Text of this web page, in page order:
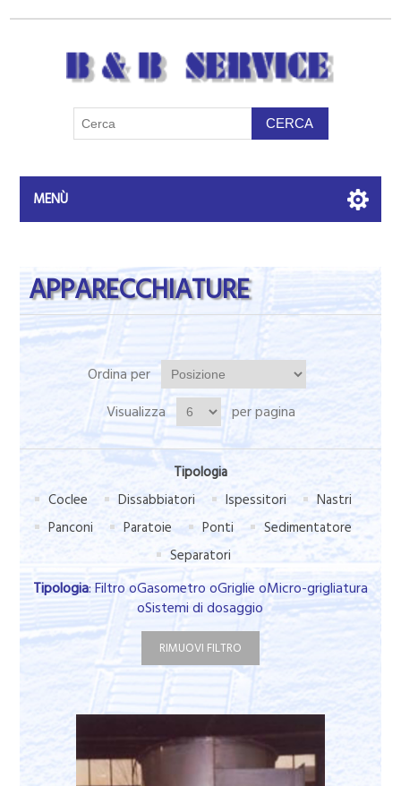
MENÙ
APPARECCHIATURE
Ordina per
Visualizza
per pagina
Tipologia
Coclee
Dissabbiatori Ispessitori
Nastri
Panconi
Paratoie Ponti
Sedimentatore
Separatori
Tipologia: Filtro oGasometro oGriglie oMicro-grigliatura
oSistemi di dosaggio
RIMUOVI FILTRO